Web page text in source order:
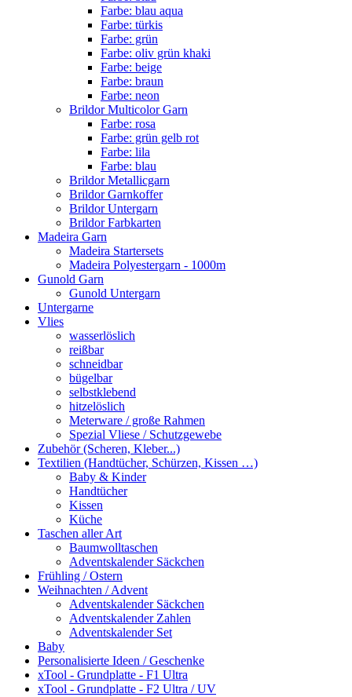
Farbe: blau aqua
Farbe: türkis
Farbe: grün
Farbe: oliv grün khaki
Farbe: beige
Farbe: braun
Farbe: neon
Brildor Multicolor Garn
Farbe: rosa
Farbe: grün gelb rot
Farbe: lila
Farbe: blau
Brildor Metallicgarn
Brildor Garnkoffer
Brildor Untergarn
Brildor Farbkarten
Madeira Garn
Madeira Startersets
Madeira Polyestergarn - 1000m
Gunold Garn
Gunold Untergarn
Untergarne
Vlies
wasserlöslich
reißbar
schneidbar
bügelbar
selbstklebend
hitzelöslich
Meterware / große Rahmen
Spezial Vliese / Schutzgewebe
Zubehör (Scheren, Kleber...)
Textilien (Handtücher, Schürzen, Kissen …)
Baby & Kinder
Handtücher
Kissen
Küche
Taschen aller Art
Baumwolltaschen
Adventskalender Säckchen
Frühling / Ostern
Weihnachten / Advent
Adventskalender Säckchen
Adventskalender Zahlen
Adventskalender Set
Baby
Personalisierte Ideen / Geschenke
xTool - Grundplatte - F1 Ultra
xTool - Grundplatte - F2 Ultra / UV